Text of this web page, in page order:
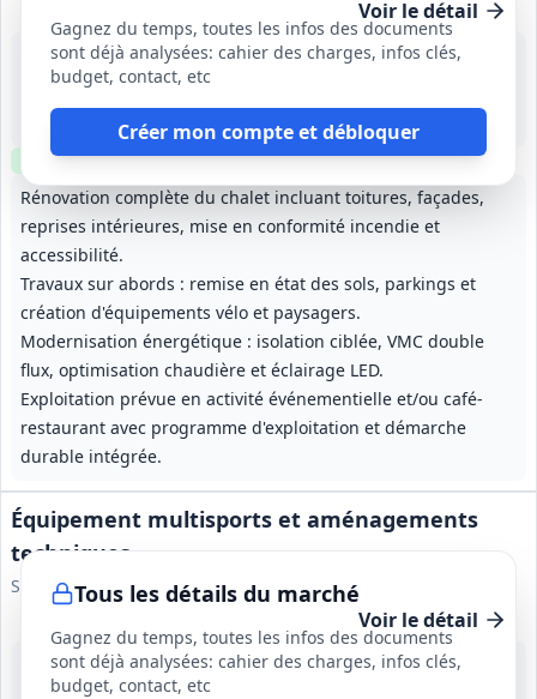
Gagnez du temps, toutes les infos des documents
sont déjà analysées: cahier des charges, infos clés,
budget, contact, etc
Créer mon compte et débloquer
Voir le détail
Rénovation complète du chalet incluant toitures, façades,
reprises intérieures, mise en conformité incendie et
accessibilité.
Travaux sur abords : remise en état des sols, parkings et
création d'équipements vélo et paysagers.
Modernisation énergétique : isolation ciblée, VMC double
flux, optimisation chaudière et éclairage LED.
Exploitation prévue en activité événementielle et/ou café-
restaurant avec programme d'exploitation et démarche
durable intégrée.
4 oct. 2026
Paris (75)
12 ans (début envisagé 2e trimestre 2027)
Clause environnementale Clause sociale Visiteoptionnelle
Tous les détails du marché
Gagnez du temps, toutes les infos des documents
sont déjà analysées: cahier des charges, infos clés,
budget, contact, etc
Équipement multisports et aménagements
techniques
SEMAPA
Voir le détail
23 oct. 2026
Paris (75)